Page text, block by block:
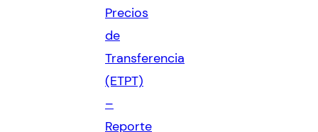
Precios
de
Transferencia
(ETPT)
–
Reporte